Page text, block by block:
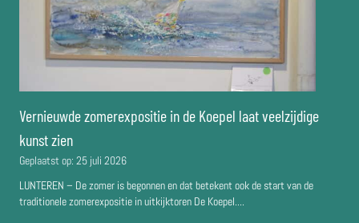
Vernieuwde zomerexpositie in de Koepel laat veelzijdige
kunst zien
Geplaatst op: 25 juli 2026
LUNTEREN – De zomer is begonnen en dat betekent ook de start van de
traditionele zomerexpositie in uitkijktoren De Koepel....